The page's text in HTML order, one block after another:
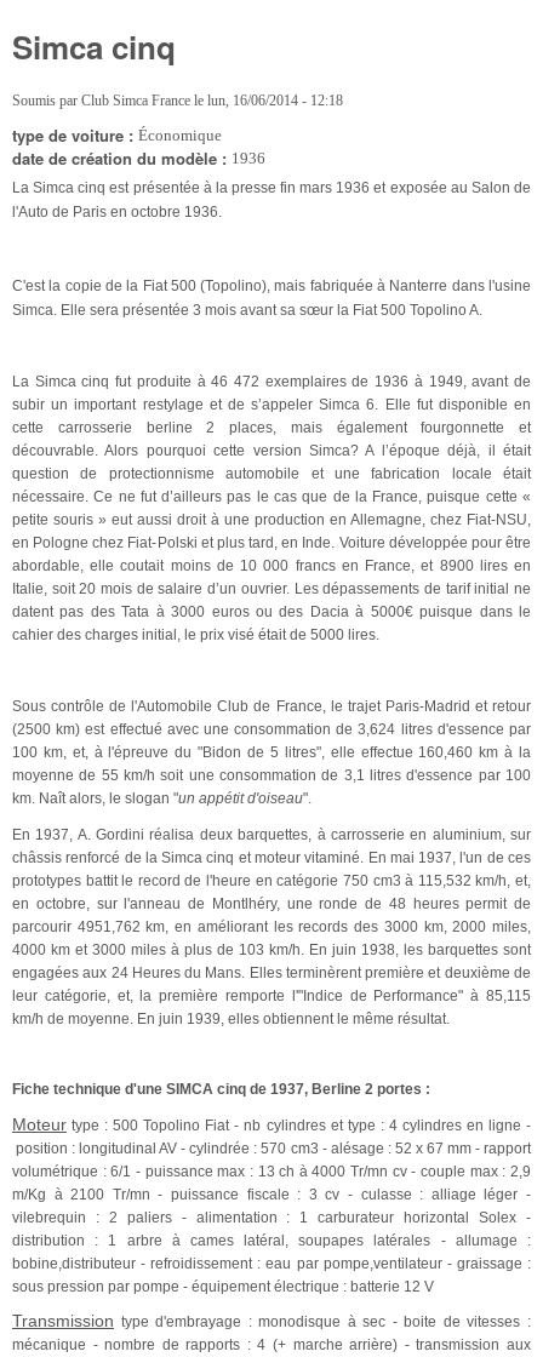
Simca cinq
Soumis par Club Simca France le lun, 16/06/2014 - 12:18
type de voiture : Économique
date de création du modèle : 1936
La Simca cinq est présentée à la presse fin mars 1936 et exposée au Salon de
l'Auto de Paris en octobre 1936.
C'est la copie de la Fiat 500 (Topolino), mais fabriquée à Nanterre dans l'usine
Simca. Elle sera présentée 3 mois avant sa sœur la Fiat 500 Topolino A.
La Simca cinq fut produite à 46 472 exemplaires de 1936 à 1949, avant de
subir un important restylage et de s’appeler Simca 6. Elle fut disponible en
cette carrosserie berline 2 places, mais également fourgonnette et
découvrable. Alors pourquoi cette version Simca? A l’époque déjà, il était
question de protectionnisme automobile et une fabrication locale était
nécessaire. Ce ne fut d’ailleurs pas le cas que de la France, puisque cette «
petite souris » eut aussi droit à une production en Allemagne, chez Fiat-NSU,
en Pologne chez Fiat-Polski et plus tard, en Inde. Voiture développée pour être
abordable, elle coutait moins de 10 000 francs en France, et 8900 lires en
Italie, soit 20 mois de salaire d’un ouvrier. Les dépassements de tarif initial ne
datent pas des Tata à 3000 euros ou des Dacia à 5000€ puisque dans le
cahier des charges initial, le prix visé était de 5000 lires.
Sous contrôle de l'Automobile Club de France, le trajet Paris-Madrid et retour
(2500 km) est effectué avec une consommation de 3,624 litres d'essence par
100 km, et, à l'épreuve du "Bidon de 5 litres", elle effectue 160,460 km à la
moyenne de 55 km/h soit une consommation de 3,1 litres d'essence par 100
km. Naît alors, le slogan "un appétit d'oiseau".
En 1937, A. Gordini réalisa deux barquettes, à carrosserie en aluminium, sur
châssis renforcé de la Simca cinq et moteur vitaminé. En mai 1937, l'un de ces
prototypes battit le record de l'heure en catégorie 750 cm3 à 115,532 km/h, et,
en octobre, sur l'anneau de Montlhéry, une ronde de 48 heures permit de
parcourir 4951,762 km, en améliorant les records des 3000 km, 2000 miles,
4000 km et 3000 miles à plus de 103 km/h. En juin 1938, les barquettes sont
engagées aux 24 Heures du Mans. Elles terminèrent première et deuxième de
leur catégorie, et, la première remporte l'"Indice de Performance" à 85,115
km/h de moyenne. En juin 1939, elles obtiennent le même résultat.
Fiche technique d'une SIMCA cinq de 1937, Berline 2 portes :
Moteur type : 500 Topolino Fiat - nb cylindres et type : 4 cylindres en ligne -
position : longitudinal AV - cylindrée : 570 cm3 - alésage : 52 x 67 mm - rapport
volumétrique : 6/1 - puissance max : 13 ch à 4000 Tr/mn cv - couple max : 2,9
m/Kg à 2100 Tr/mn - puissance fiscale : 3 cv - culasse : alliage léger -
vilebrequin : 2 paliers - alimentation : 1 carburateur horizontal Solex -
distribution : 1 arbre à cames latéral, soupapes latérales - allumage :
bobine,distributeur - refroidissement : eau par pompe,ventilateur - graissage :
sous pression par pompe - équipement électrique : batterie 12 V
Transmission type d'embrayage : monodisque à sec - boite de vitesses :
mécanique - nombre de rapports : 4 (+ marche arrière) - transmission aux